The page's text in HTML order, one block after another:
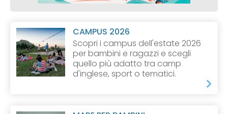
CAMPUS 2026
Scopri i campus dell'estate 2026
per bambini e ragazzi e scegli
quello più adatto tra camp
d'inglese, sport o tematici.